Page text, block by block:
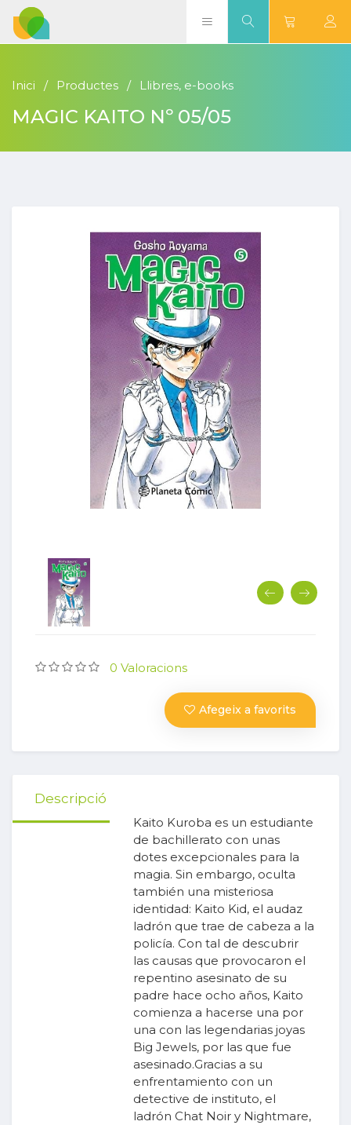
Inici Productes Llibres, e-books
MAGIC KAITO Nº 05/05
0 Valoracions
Afegeix a favorits
Descripció
Kaito Kuroba es un estudiante
de bachillerato con unas
dotes excepcionales para la
magia. Sin embargo, oculta
también una misteriosa
identidad: Kaito Kid, el audaz
ladrón que trae de cabeza a la
policía. Con tal de descubrir
las causas que provocaron el
repentino asesinato de su
padre hace ocho años, Kaito
comienza a hacerse una por
una con las legendarias joyas
Big Jewels, por las que fue
asesinado.Gracias a su
enfrentamiento con un
detective de instituto, el
ladrón Chat Noir y Nightmare,